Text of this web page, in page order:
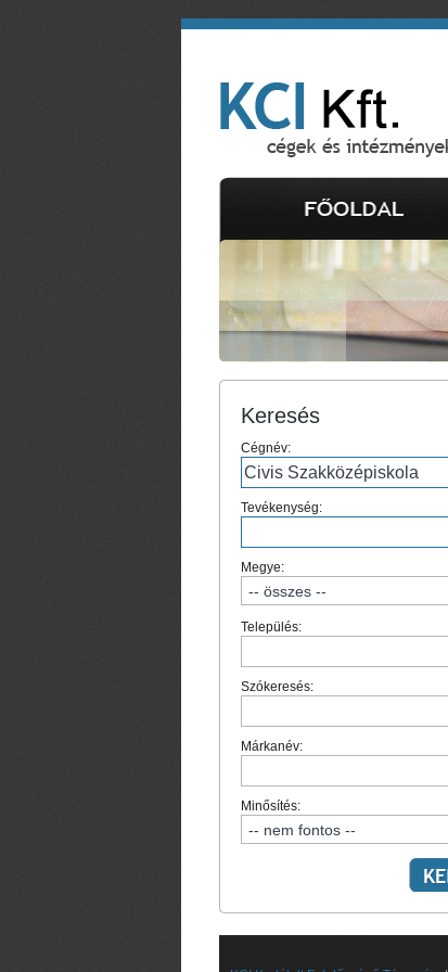
Keresés
Cégnév:
Tevékenység:
Megye:
Település:
Szókeresés:
Márkanév:
Minősítés: